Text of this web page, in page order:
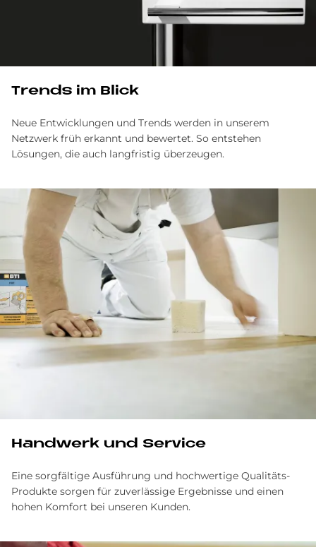
Trends im Blick
Neue Entwicklungen und Trends werden in unserem
Netzwerk früh erkannt und bewertet. So entstehen
Lösungen, die auch langfristig überzeugen.
Handwerk und Service
Eine sorgfältige Ausführung und hochwertige Qualitäts-
Produkte sorgen für zuverlässige Ergebnisse und einen
hohen Komfort bei unseren Kunden.